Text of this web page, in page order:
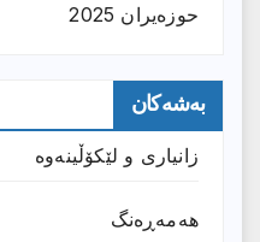
حوزه‌یران 2025
بەشەکان
زانیارى و لێکۆڵینەوە
هەمەڕەنگ